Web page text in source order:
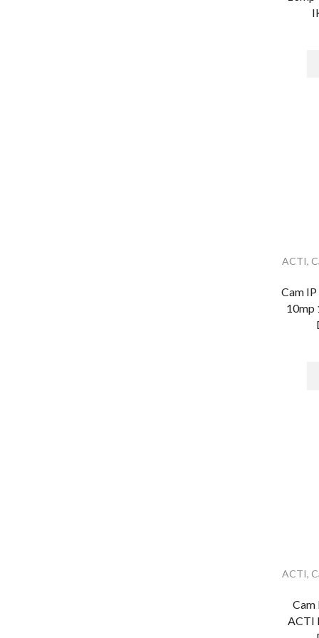
ACTI,
Cam
10mp
ACTI,
Cam
ACTI